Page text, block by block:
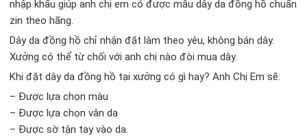
nhập khẩu giúp anh chị em có được mẫu dây da đồng hồ chuẩn
zin theo hãng.
Dây da đồng hồ chỉ nhận đặt làm theo yêu, không bán dây.
Xưởng có thể từ chối với anh chị nào đòi mua dây.
Khi đặt dây da đồng hồ tại xưởng có gì hay? Anh Chị Em sẽ:
– Được lựa chọn màu
– Được lựa chọn vân da
– Được sờ tận tay vào da.